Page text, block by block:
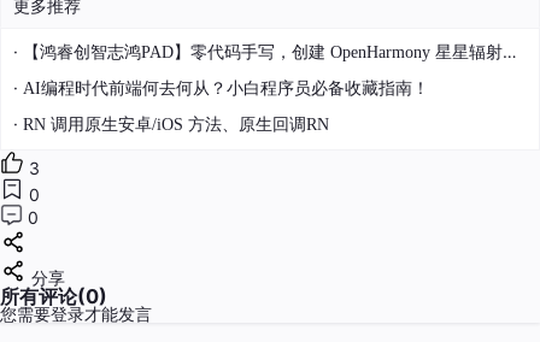
更多推荐
· 【鸿睿创智志鸿PAD】零代码手写，创建 OpenHarmony 星星辐射动画
· AI编程时代前端何去何从？小白程序员必备收藏指南！
· RN 调用原生安卓/iOS 方法、原生回调RN
3
0
0
分享
所有评论(0)
您需要登录才能发言